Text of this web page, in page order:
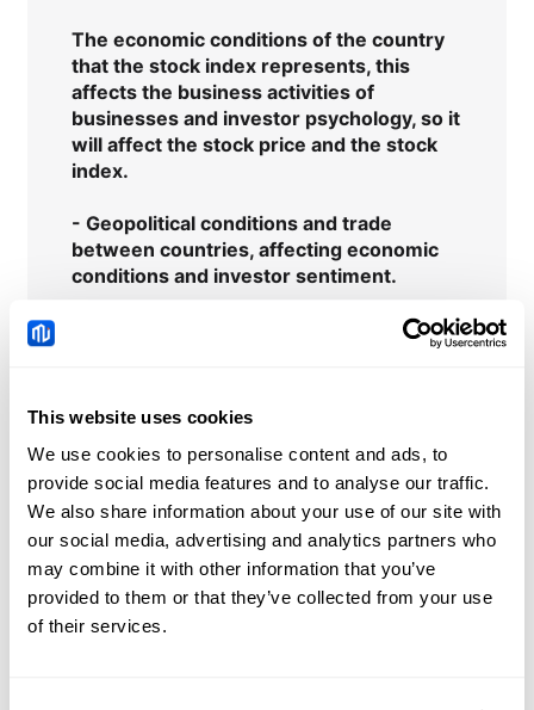
This website uses cookies
We use cookies to personalise content and ads, to
provide social media features and to analyse our traffic.
We also share information about your use of our site with
our social media, advertising and analytics partners who
may combine it with other information that you’ve
provided to them or that they’ve collected from your use
of their services.
The economic conditionsof the country
that the stock index represents, this
affects the business activities of
businesses and investor psychology, so it
will affect the stock price and the stock
index.
- Geopolitical conditions and trade
between countries, affecting economic
conditions and investor sentiment.
and trends in other
financial markets such as commodities,
AUS200 Notícias
China: Credit demand
and liquidity trends –